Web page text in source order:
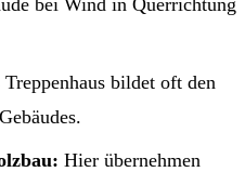
Treppenhaus bildet oft den
Hier übernehmen